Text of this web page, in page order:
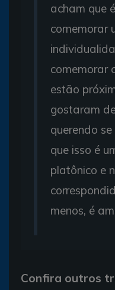
acham que
comemorar
comemorar
estão
gostaram
querendo
que isso é
platônico e
menos, é
Confira outros